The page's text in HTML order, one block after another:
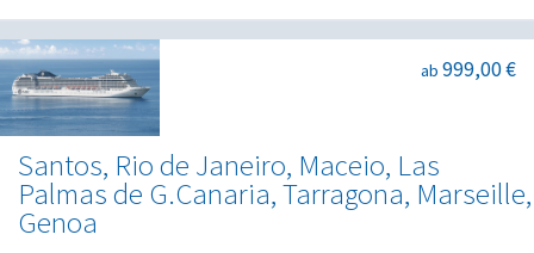
Santos, Rio de Janeiro, Maceio, Las
Palmas de G.Canaria, Tarragona, Marseille,
Genoa
ab 999,00 €